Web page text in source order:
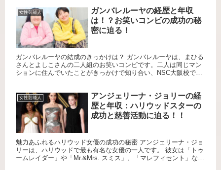
女性芸能人
ガンバレルーヤの経歴と年収
は！？お笑いコンビの成功の秘
密に迫る！
ガンバレルーヤの結成のきっかけは？ ガンバレルーヤは、まひる
さんとよしこさんの二人組のお笑いコンビです。二人は同じマン
ションに住んでいたことがきっかけで知り合い、NSC大阪校で再
女性芸能人
アンジェリーナ・ジョリーの経
歴と年収：ハリウッドスターの
成功と慈善活動に迫る！！
魅力あふれるハリウッド女優の成功の秘密 アンジェリーナ・ジョ
リーは、ハリウッドで最も有名な女優の一人です。 彼女は「トゥ
ームレイダー」や「Mr.&Mrs. スミス」、「マレフィセント」など